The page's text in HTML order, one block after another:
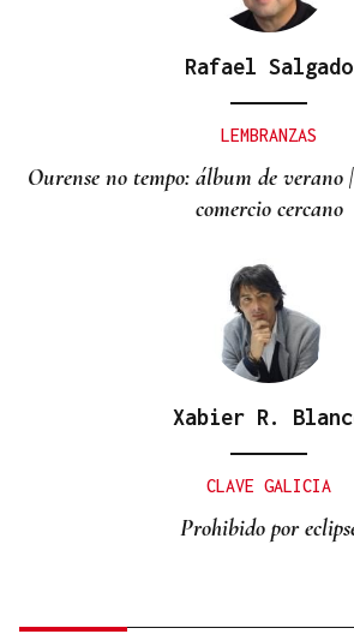
Rafael Salgado
LEMBRANZAS
Ourense no tempo: álbum de verano
comercio cercano
Xabier R.
CLAVE GALICIA
Prohibido por